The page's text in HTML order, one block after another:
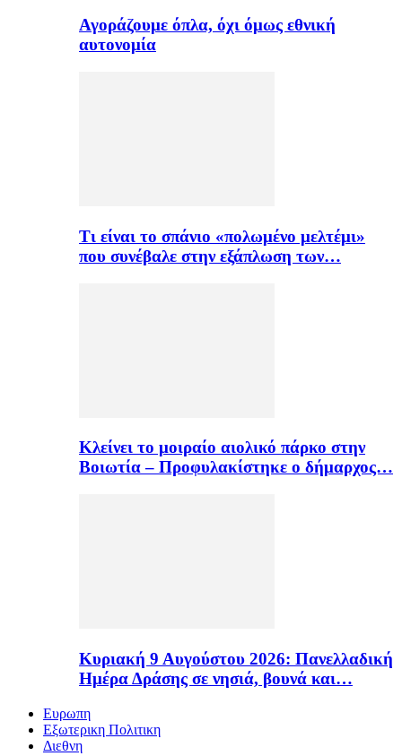
Αγοράζουμε όπλα, όχι όμως εθνική
αυτονομία
Τι είναι το σπάνιο «πολωμένο μελτέμι»
που συνέβαλε στην εξάπλωση των…
Κλείνει το μοιραίο αιολικό πάρκο στην
Βοιωτία – Προφυλακίστηκε ο δήμαρχος…
Κυριακή 9 Αυγούστου 2026: Πανελλαδική
Ημέρα Δράσης σε νησιά, βουνά και…
Ευρωπη
Εξωτερικη Πολιτικη
Διεθνη